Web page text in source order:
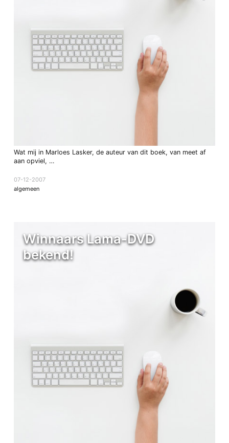
Wat mij in Marloes Lasker, de auteur van dit boek, van meet af
aan opviel, …
07-12-2007
algemeen
Winnaars Lama-DVD
bekend!